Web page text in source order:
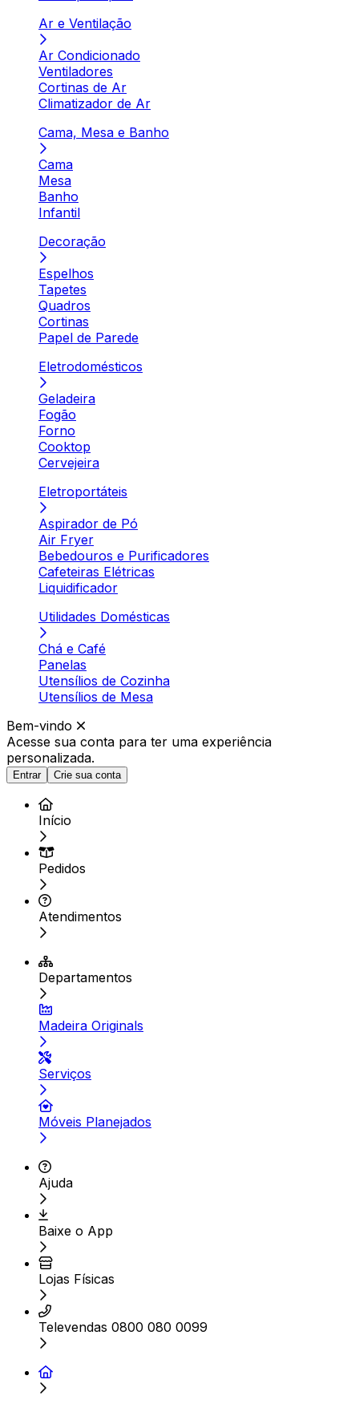
Ar e Ventilação
Ar Condicionado
Ventiladores
Cortinas de Ar
Climatizador de Ar
Cama, Mesa e Banho
Cama
Mesa
Banho
Infantil
Decoração
Espelhos
Tapetes
Quadros
Cortinas
Papel de Parede
Eletrodomésticos
Geladeira
Fogão
Forno
Cooktop
Cervejeira
Eletroportáteis
Aspirador de Pó
Air Fryer
Bebedouros e Purificadores
Cafeteiras Elétricas
Liquidificador
Utilidades Domésticas
Chá e Café
Panelas
Utensílios de Cozinha
Utensílios de Mesa
Bem-vindo
Acesse sua conta para ter uma experiência
personalizada.
Entrar Crie sua conta
Início
Pedidos
Atendimentos
Departamentos
Madeira Originals
Serviços
Móveis Planejados
Ajuda
Baixe o App
Lojas Físicas
Televendas 0800 080 0099